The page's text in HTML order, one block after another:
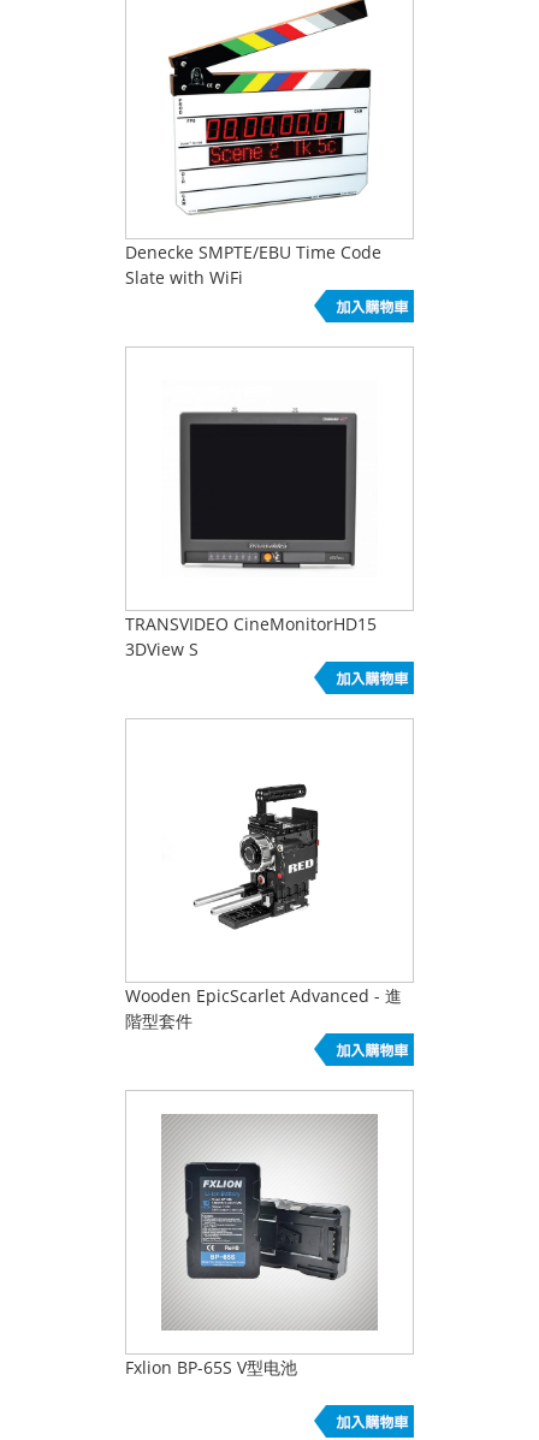
Denecke SMPTE/EBU Time Code
Slate with WiFi
TRANSVIDEO CineMonitorHD15
3DView S
Wooden EpicScarlet Advanced - 進
階型套件
Fxlion BP-65S V型电池